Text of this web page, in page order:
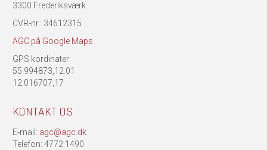
3300 Frederiksværk.
CVR-nr.: 34612315
AGC på Google Maps
GPS kordinater:
55.994873,12.01
12.016707,17
KONTAKT OS
E-mail: agc@agc.dk
Telefon: 4772 1490